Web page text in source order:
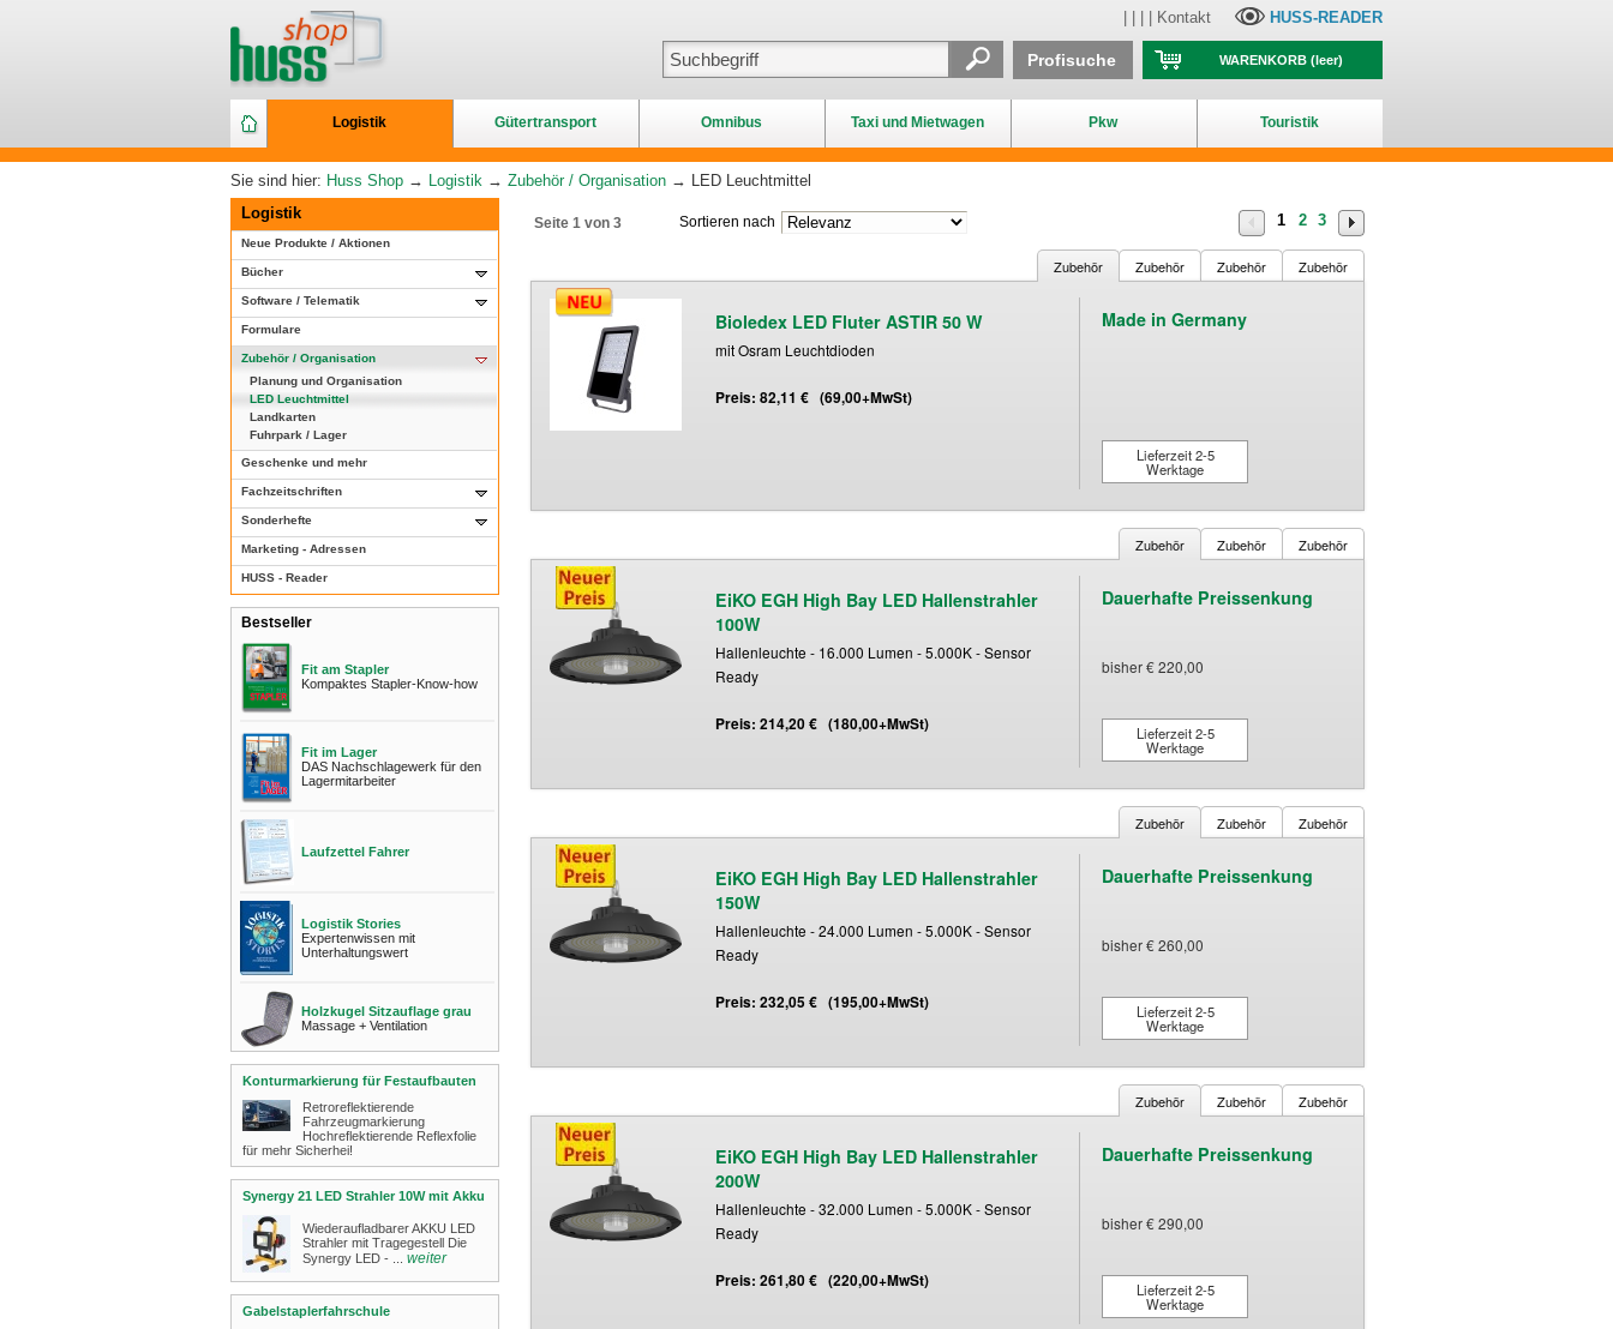
Logistik Gütertransport Omnibus Taxi und Mietwagen Pkw Touristik
Kontakt HUSS-READER
WARENKORB(leer)
Profisuche
Sie sind hier: Huss Shop → Logistik → Zubehör / Organisation → LED Leuchtmittel
Logistik
Neue Produkte / Aktionen
Bücher
Software / Telematik
Formulare
Zubehör / Organisation
Planung und Organisation
LED Leuchtmittel
Landkarten
Fuhrpark / Lager
Geschenke und mehr
Fachzeitschriften
Sonderhefte
Marketing - Adressen
HUSS - Reader
Bestseller
Fit am Stapler
Kompaktes Stapler-Know-how
Fit im Lager
DAS Nachschlagewerk für den
Lagermitarbeiter
Laufzettel Fahrer
Logistik Stories
Expertenwissen mit
Unterhaltungswert
Holzkugel Sitzauflage grau
Massage + Ventilation
Konturmarkierung für Festaufbauten
Retroreflektierende
Fahrzeugmarkierung
Hochreflektierende Reflexfolie
für mehr Sicherhei!
Synergy 21 LED Strahler 10W mit Akku
Wiederaufladbarer AKKU LED
Strahler mit Tragegestell Die
Synergy LED - ...
weiter
Gabelstaplerfahrschule
Seite 1 von 3 Sortieren nach 1 2 3
Zubehör Zubehör Zubehör Zubehör
Bioledex LED Fluter ASTIR 50 W
mit Osram Leuchtdioden
Preis: 82,11 € (69,00+MwSt)
Made in Germany
Lieferzeit 2-5
Werktage
Zubehör Zubehör Zubehör
EiKO EGH High Bay LED Hallenstrahler
100W
Hallenleuchte - 16.000 Lumen - 5.000K - Sensor
Ready
Preis: 214,20 € (180,00+MwSt)
Dauerhafte Preissenkung
bisher € 220,00
Lieferzeit 2-5
Werktage
Zubehör Zubehör Zubehör
EiKO EGH High Bay LED Hallenstrahler
150W
Hallenleuchte - 24.000 Lumen - 5.000K - Sensor
Ready
Preis: 232,05 € (195,00+MwSt)
Dauerhafte Preissenkung
bisher € 260,00
Lieferzeit 2-5
Werktage
Zubehör Zubehör Zubehör
EiKO EGH High Bay LED Hallenstrahler
200W
Hallenleuchte - 32.000 Lumen - 5.000K - Sensor
Ready
Preis: 261,80 € (220,00+MwSt)
Dauerhafte Preissenkung
bisher € 290,00
Lieferzeit 2-5
Werktage